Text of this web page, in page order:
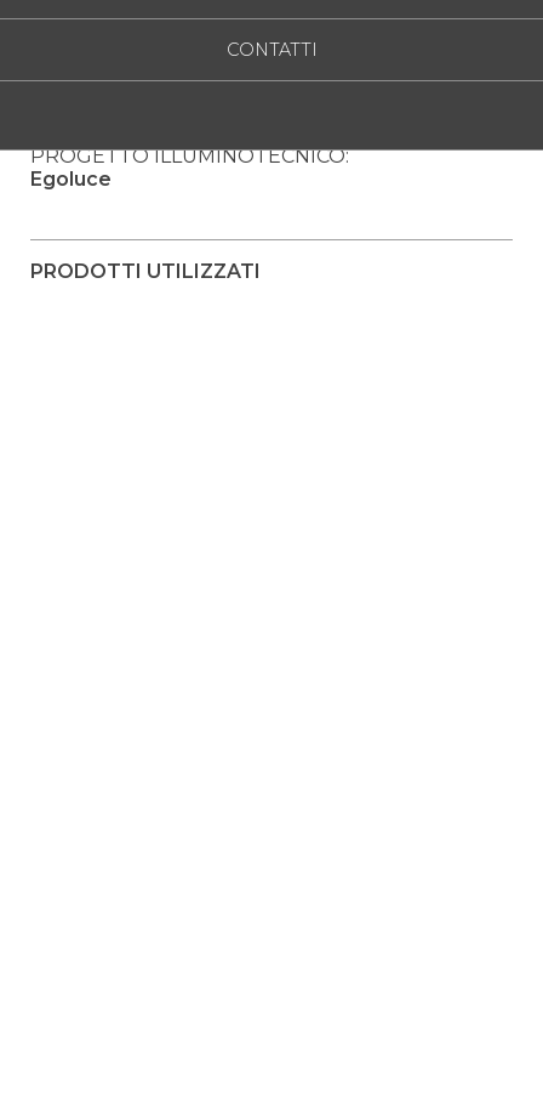
CONTATTI
PROGETTO ILLUMINOTECNICO:
Egoluce
PRODOTTI UTILIZZATI